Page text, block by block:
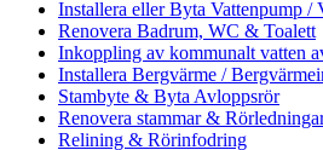
Installera eller Byta Vattenpump /
Renovera Badrum, WC & Toalett
Inkoppling av kommunalt vatten
Installera Bergvärme /
Stambyte & Byta Avloppsrör
Renovera stammar &
Relining & Rörinfodring